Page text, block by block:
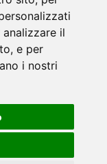
il
e per
i nostri